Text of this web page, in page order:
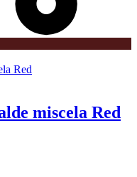
miscela Red